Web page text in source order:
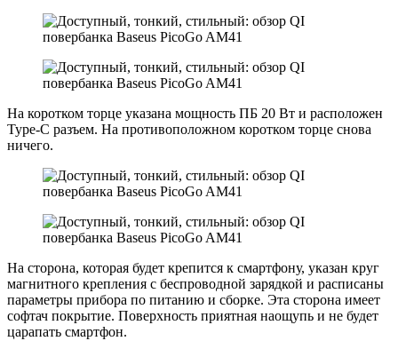
На коротком торце указана мощность ПБ 20 Вт и расположен
Type-C разъем. На противоположном коротком торце снова
ничего.
На сторона, которая будет крепится к смартфону, указан круг
магнитного крепления с беспроводной зарядкой и расписаны
параметры прибора по питанию и сборке. Эта сторона имеет
софтач покрытие. Поверхность приятная наощупь и не будет
царапать смартфон.